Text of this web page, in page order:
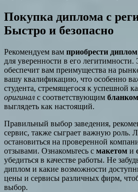
Покупка диплома с
Быстро и безопасно
Рекомендуем вам приобрести диплом
для уверенности в его легитимности.
обеспечит вам преимущества на
вашу квалификацию, что особенно
студента, стремящегося к успешной
оригинал с соответствующим бланком
выглядеть как настоящий.
Правильный выбор заведения,
сервис, также сыграет важную роль.
остановиться на проверенной
отзывами. Ознакомьтесь с макетом и
убедиться в качестве работы. Не
диплом и какие возможности
цены и сервисы различных фирм,
выбор.